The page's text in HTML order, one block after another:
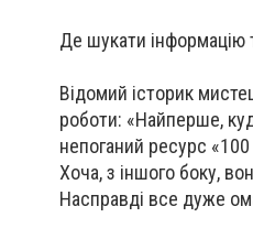
Де шукати інформацію
Відомий історик
роботи: «Найперше,
непоганий ресурс
Хоча, з іншого боку,
Насправді все дуже